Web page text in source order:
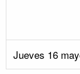
Jueves 16